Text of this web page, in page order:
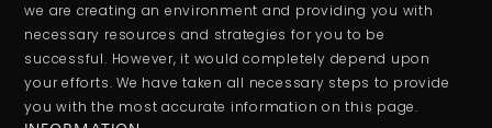
we are creating an environment and providing you with
necessary resources and strategies for you to be
successful. However, it would completely depend upon
your efforts. We have taken all necessary steps to provide
you with the most accurate information on this page.